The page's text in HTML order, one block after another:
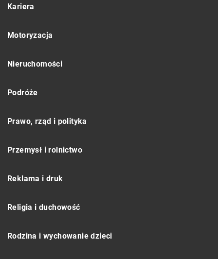
Kariera
Motoryzacja
Nieruchomości
Podróże
Prawo, rząd i polityka
Przemysł i rolnictwo
Reklama i druk
Religia i duchowość
Rodzina i wychowanie dzieci